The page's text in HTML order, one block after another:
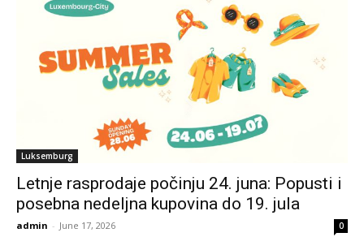
Luksemburg
Letnje rasprodaje počinju 24. juna: Popusti i
posebna nedeljna kupovina do 19. jula
admin - June 17, 2026 0